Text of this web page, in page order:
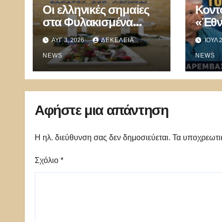
Οι ελληνικές σημαίες
στα Φυλακισμένα
Μνήματα και η λήθη
των δικών μας
παιδιών
ΑΥΓ 3, 2026 ΔΕΚΈΛΕΙΑ
NEWS
ΙΟΎΛ
NEWS
Αφήστε μια απάντηση
Η ηλ. διεύθυνση σας δεν δημοσιεύεται. Τα
Σχόλιο *